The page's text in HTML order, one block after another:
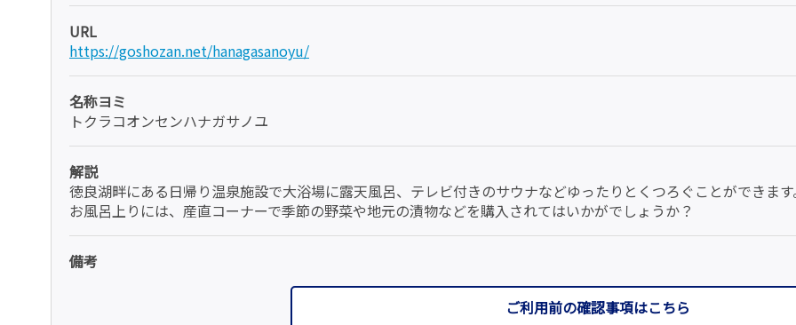
URL
https://goshozan.net/hanagasanoyu/
名称ヨミ
トクラコオンセンハナガサノユ
解説
徳良湖畔にある日帰り温泉施設で大浴場に露天風呂、テレビ付きのサウナなどゆったりとくつろぐことができま
お風呂上りには、産直コーナーで季節の野菜や地元の漬物などを購入されてはいかがでしょうか？
備考
ご利用前の確認事項はこちら